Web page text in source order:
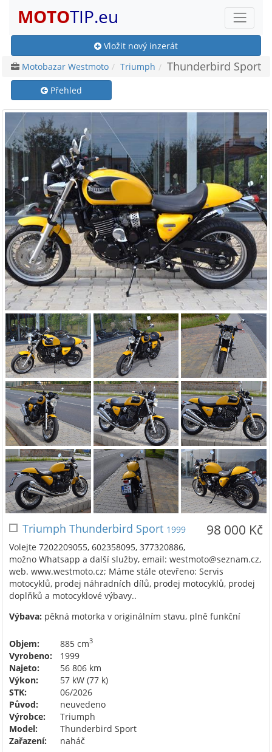
MOTOTIP.eu
Vložit nový inzerát
Motobazar Westmoto
Triumph Thunderbird Sport
Přehled
98 000 Kč
Triumph Thunderbird Sport 1999
Volejte 7202209055, 602358095, 377320886,
možno Whatsapp a další služby, email: westmoto@seznam.cz,
web. www.westmoto.cz; Máme stále otevřeno: Servis
motocyklů, prodej náhradních dílů, prodej motocyklů, prodej
doplňků a motocyklové výbavy..
Výbava: pěkná motorka v originálním stavu, plně funkční
Objem: 885 cm3
Vyrobeno:
1999
Najeto:
56 806 km
Výkon:
57 kW (77 k)
STK:
06/2026
Původ:
neuvedeno
Výrobce:
Triumph
Model:
Thunderbird Sport
Zařazení:
naháč